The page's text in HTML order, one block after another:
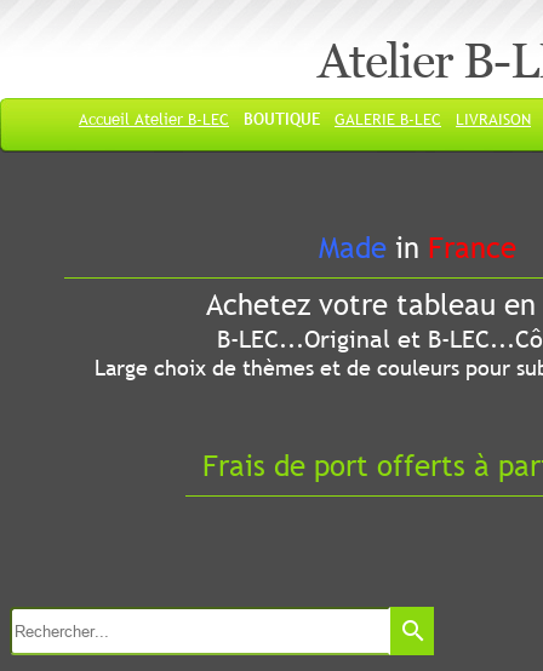
Atelier B-
Accueil Atelier B-LEC BOUTIQUE GALERIE B-LEC LIVRAISON
Made in France
Achetez votre tableau
B-LEC...Original et B-
Large choix de thèmes et de couleurs pour
Frais de port offerts à
search